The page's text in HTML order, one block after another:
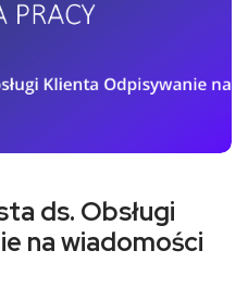
ds. Obsługi
na wiadomości